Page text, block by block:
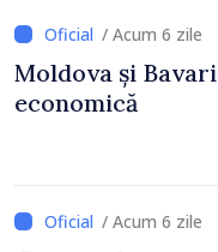
/ Acum 6 zile
Moldova și
economică
/ Acum 6 zile